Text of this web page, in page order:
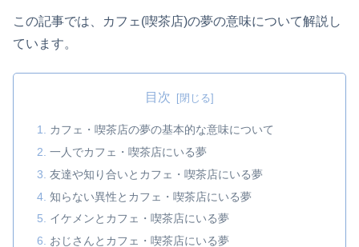
この記事では、カフェ(喫茶店)の夢の意味について解説し
ています。
目次
カフェ・喫茶店の夢の基本的な意味について
一人でカフェ・喫茶店にいる夢
友達や知り合いとカフェ・喫茶店にいる夢
知らない異性とカフェ・喫茶店にいる夢
イケメンとカフェ・喫茶店にいる夢
おじさんとカフェ・喫茶店にいる夢